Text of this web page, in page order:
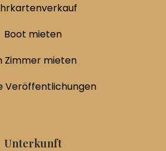
Boot mieten
Zimmer mieten
Veröffentlichungen
Unterkunft